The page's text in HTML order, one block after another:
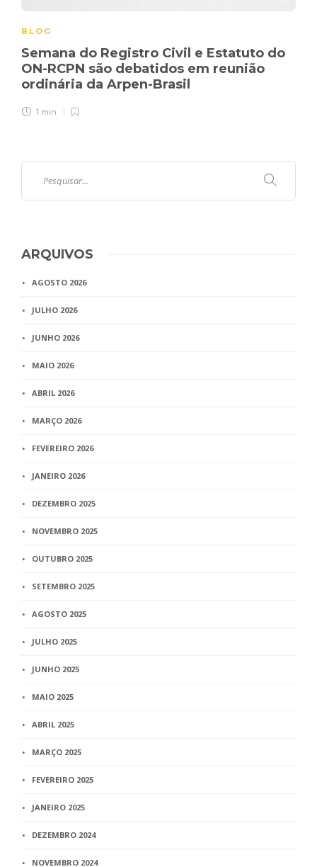
BLOG
Semana do Registro Civil e Estatuto do
ON-RCPN são debatidos em reunião
ordinária da Arpen-Brasil
1 min
ARQUIVOS
AGOSTO 2026
JULHO 2026
JUNHO 2026
MAIO 2026
ABRIL 2026
MARÇO 2026
FEVEREIRO 2026
JANEIRO 2026
DEZEMBRO 2025
NOVEMBRO 2025
OUTUBRO 2025
SETEMBRO 2025
AGOSTO 2025
JULHO 2025
JUNHO 2025
MAIO 2025
ABRIL 2025
MARÇO 2025
FEVEREIRO 2025
JANEIRO 2025
DEZEMBRO 2024
NOVEMBRO 2024